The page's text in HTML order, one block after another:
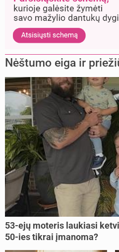
Nėštumo eiga ir
53-ejų moteris laukiasi
50-ies tikrai įmanoma?